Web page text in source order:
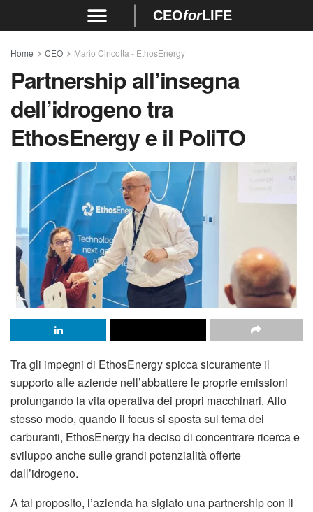
CEOforLIFE
Home CEO Mario Cincotta - EthosEnergy
Partnership all’insegna
dell’idrogeno tra
EthosEnergy e il PoliTO
Tra gli impegni di EthosEnergy spicca sicuramente il
supporto alle aziende nell’abbattere le proprie emissioni
prolungando la vita operativa dei propri macchinari. Allo
stesso modo, quando il focus si sposta sul tema dei
carburanti, EthosEnergy ha deciso di concentrare ricerca e
sviluppo anche sulle grandi potenzialità offerte
dall’idrogeno.
A tal proposito, l’azienda ha siglato una partnership con il